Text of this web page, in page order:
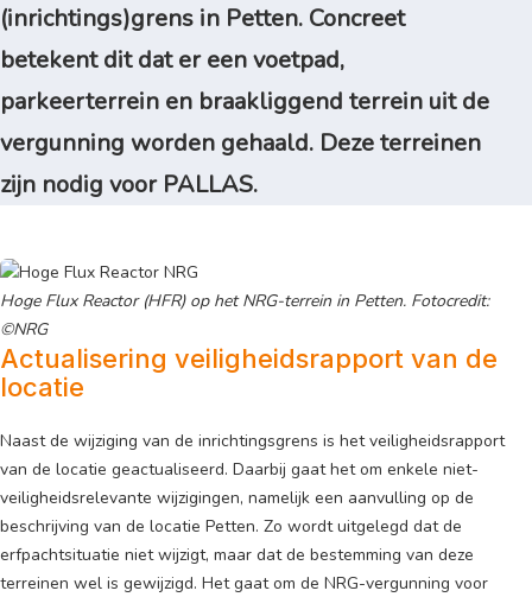
(inrichtings)grens in Petten. Concreet
betekent dit dat er een voetpad,
parkeerterrein en braakliggend terrein uit de
vergunning worden gehaald. Deze terreinen
zijn nodig voor PALLAS.
Hoge Flux Reactor (HFR) op het NRG-terrein in Petten. Fotocredit:
©NRG
Actualisering veiligheidsrapport van de
locatie
Naast de wijziging van de inrichtingsgrens is het veiligheidsrapport
van de locatie geactualiseerd. Daarbij gaat het om enkele niet-
veiligheidsrelevante wijzigingen, namelijk een aanvulling op de
beschrijving van de locatie Petten. Zo wordt uitgelegd dat de
erfpachtsituatie niet wijzigt, maar dat de bestemming van deze
terreinen wel is gewijzigd. Het gaat om de NRG-vergunning voor